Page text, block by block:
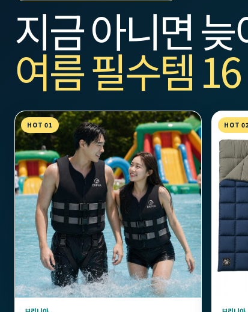
지금 아니면
여름 필수템 16
HOT 01 HOT